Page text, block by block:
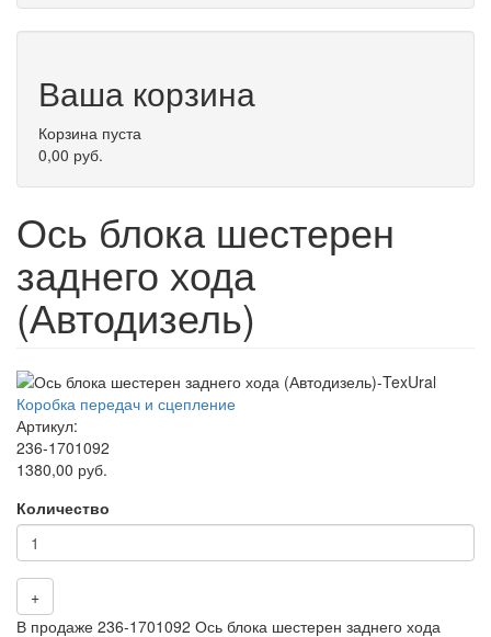
Ваша корзина
Корзина пуста
0,00 руб.
Ось блока шестерен
заднего хода
(Автодизель)
Коробка передач и сцепление
Артикул:
236-1701092
1380,00 руб.
Количество
+
В продаже 236-1701092 Ось блока шестерен заднего хода